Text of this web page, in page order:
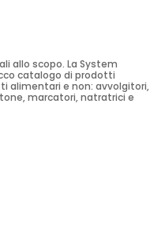
allo scopo. La System
catalogo di prodotti
alimentari e non: avvolgitori,
marcatori, natratrici e